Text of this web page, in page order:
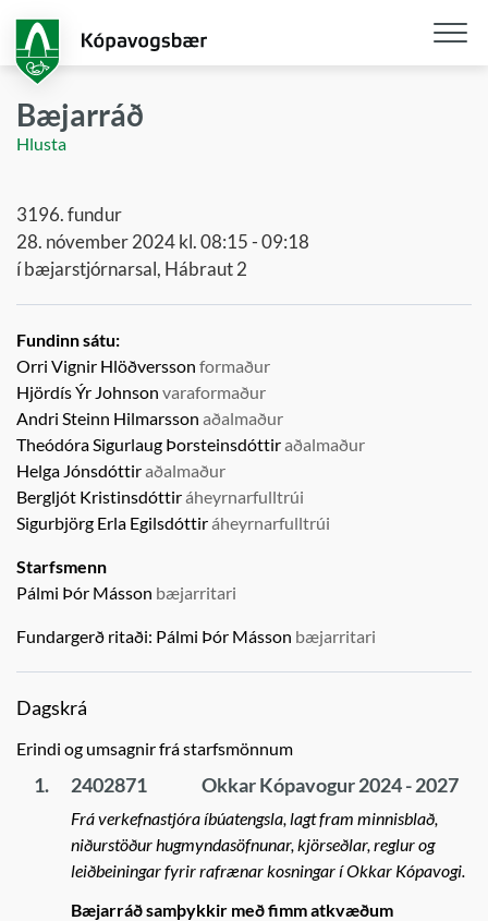
aðalefni
Bæjarráð
Hlusta
3196. fundur
28. nóvember 2024 kl. 08:15 - 09:18
í bæjarstjórnarsal, Hábraut 2
Fundinn sátu:
Orri Vignir Hlöðversson formaður
Hjördís Ýr Johnson varaformaður
Andri Steinn Hilmarsson aðalmaður
Theódóra Sigurlaug Þorsteinsdóttiraðalmaður
Helga Jónsdóttiraðalmaður
Bergljót Kristinsdóttiráheyrnarfulltrúi
Sigurbjörg Erla Egilsdóttiráheyrnarfulltrúi
Starfsmenn
Pálmi Þór Másson bæjarritari
Fundargerð ritaði: Pálmi Þór Másson bæjarritari
Dagskrá
Erindi og umsagnir frá starfsmönnum
1. 2402871 Okkar Kópavogur 2024 - 2027
Frá verkefnastjóra íbúatengsla, lagt fram minnisblað,
niðurstöður hugmyndasöfnunar, kjörseðlar, reglur og
leiðbeiningar fyrir rafrænar kosningar í Okkar Kópavogi.
Bæjarráð samþykkir með fimm atkvæðum
Opna